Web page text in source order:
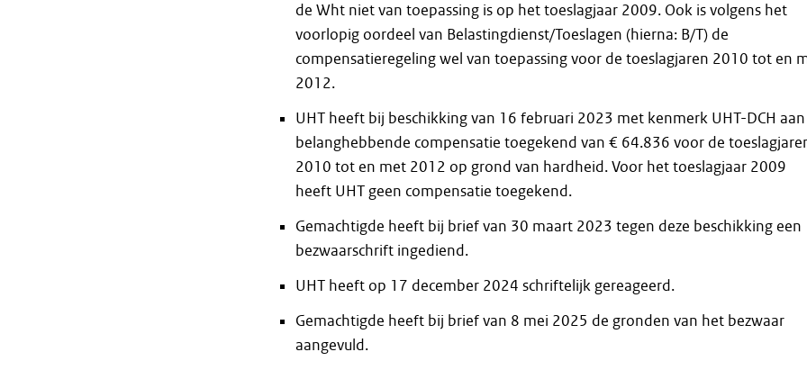
de Wht niet van toepassing is op het toeslagjaar 2009. Ook is volgens het
voorlopig oordeel van Belastingdienst/Toeslagen (hierna: B/T) de
compensatieregeling wel van toepassing voor de toeslagjaren 2010 tot en
2012.
UHT heeft bij beschikking van 16 februari 2023 met kenmerk UHT-DCH aan
belanghebbende compensatie toegekend van € 64.836 voor de
2010 tot en met 2012 op grond van hardheid. Voor het toeslagjaar 2009
heeft UHT geen compensatie toegekend.
Gemachtigde heeft bij brief van 30 maart 2023 tegen deze beschikking een
bezwaarschrift ingediend.
UHT heeft op 17 december 2024 schriftelijk gereageerd.
Gemachtigde heeft bij brief van 8 mei 2025 de gronden van het bezwaar
aangevuld.